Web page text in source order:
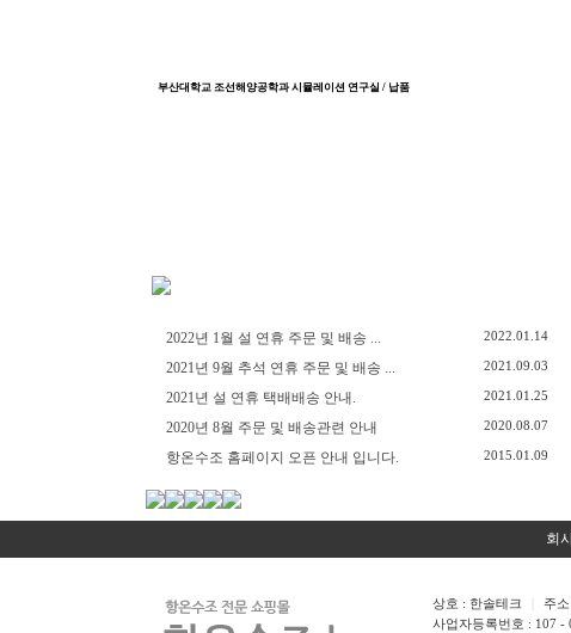
​부산대학교 조선해양공학과 시뮬레이션 연구실 / 납품
2022년 1월 설 연휴 주문 및 배송 ... 2022.01.14
2021년 9월 추석 연휴 주문 및 배송 ... 2021.09.03
2021년 설 연휴 택배배송 안내. 2021.01.25
2020년 8월 주문 및 배송관련 안내 2020.08.07
항온수조 홈페이지 오픈 안내 입니다. 2015.01.09
회
상호 : 한솔테크
주
사업자등록번호 : 107 -